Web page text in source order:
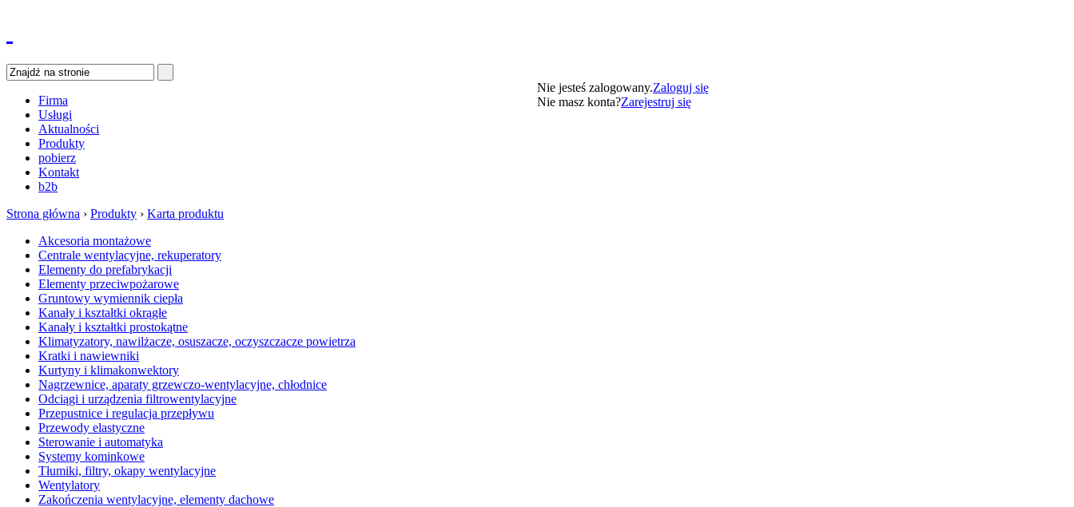
Nie jesteś zalogowany.Zaloguj się
Nie masz konta?Zarejestruj się
Firma
Usługi
Aktualności
Produkty
pobierz
Kontakt
b2b
Strona główna › Produkty › Karta produktu
Akcesoria montażowe
Centrale wentylacyjne, rekuperatory
Elementy do prefabrykacji
Elementy przeciwpożarowe
Gruntowy wymiennik ciepła
Kanały i kształtki okrągłe
Kanały i kształtki prostokątne
Klimatyzatory, nawilżacze, osuszacze, oczyszczacze powietrza
Kratki i nawiewniki
Kurtyny i klimakonwektory
Nagrzewnice, aparaty grzewczo-wentylacyjne, chłodnice
Odciągi i urządzenia filtrowentylacyjne
Przepustnice i regulacja przepływu
Przewody elastyczne
Sterowanie i automatyka
Systemy kominkowe
Tłumiki, filtry, okapy wentylacyjne
Wentylatory
Zakończenia wentylacyjne, elementy dachowe